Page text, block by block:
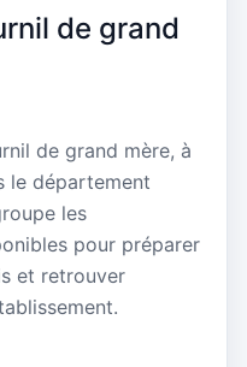
de grand
de grand mère, à
le département
les
pour préparer
et retrouver